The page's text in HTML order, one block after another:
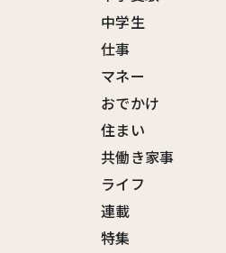
中学生
仕事
マネー
おでかけ
住まい
共働き家事
ライフ
連載
特集